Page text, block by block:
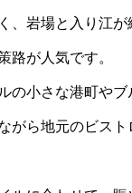
、岩場と入り江が
路が人気です。
の小さな港町や
がら地元のビス